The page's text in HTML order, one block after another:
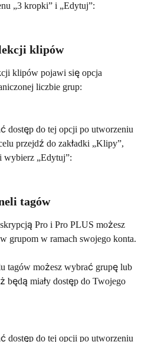
„3 kropki” i „Edytuj”:
klipów
klipów pojawi się opcja
liczbie grup:
dostęp do tej opcji po utworzeniu
przejdź do zakładki „Klipy”,
wybierz „Edytuj”:
tagów
Pro i Pro PLUS możesz
grupom w ramach swojego konta.
tagów możesz wybrać grupę lub
będą miały dostęp do Twojego
dostęp do tej opcji po utworzeniu